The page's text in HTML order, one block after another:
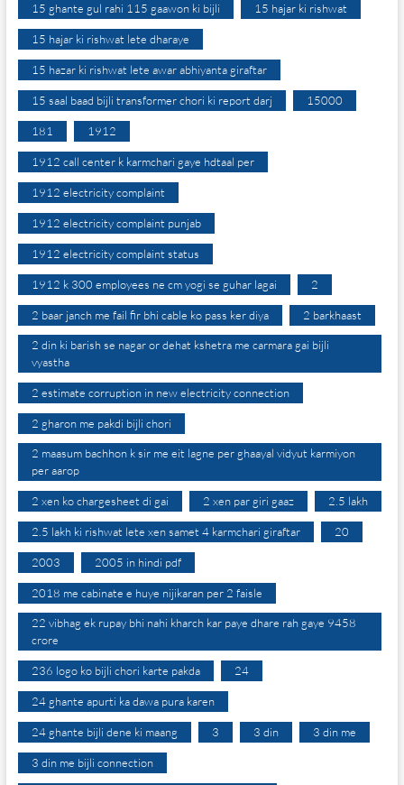
15 ghante gul rahi 115 gaawon ki bijli 15 hajar ki rishwat
15 hajar ki rishwat lete dharaye
15 hazar ki rishwat lete awar abhiyanta giraftar
15 saal baad bijli transformer chori ki report darj 15000
181 1912
1912 call center k karmchari gaye hdtaal per
1912 electricity complaint
1912 electricity complaint punjab
1912 electricity complaint status
1912 k 300 employees ne cm yogi se guhar lagai 2
2 baar janch me fail fir bhi cable ko pass ker diya 2 barkhaast
2 din ki barish se nagar or dehat kshetra me carmara gai bijli
vyastha
2 estimate corruption in new electricity connection
2 gharon me pakdi bijli chori
2 maasum bachhon k sir me eit lagne per ghaayal vidyut karmiyon
per aarop
2 xen ko chargesheet di gai 2 xen par giri gaaz 2.5 lakh
2.5 lakh ki rishwat lete xen samet 4 karmchari giraftar 20
2003 2005 in hindi pdf
2018 me cabinate e huye nijikaran per 2 faisle
22 vibhag ek rupay bhi nahi kharch kar paye dhare rah gaye 9458
crore
236 logo ko bijli chori karte pakda 24
24 ghante apurti ka dawa pura karen
24 ghante bijli dene ki maang 3 3 din 3 din me
3 din me bijli connection